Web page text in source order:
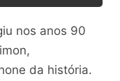
nos anos 90
da história.